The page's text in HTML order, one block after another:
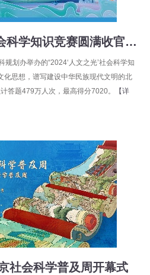
2024“人文之光”社会科学知识竞赛圆满收官！（附最终获奖名单及9月8日获奖名单）
划办举办的“2024‘人文之光’社会科学知
思想，谱写建设中华民族现代文明的北
答题479万人次，最高得分7020。
【详
社会科学普及周开幕式